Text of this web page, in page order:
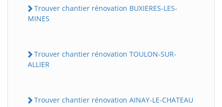
Trouver chantier rénovation BUXIERES-LES-
MINES
Trouver chantier rénovation TOULON-SUR-
ALLIER
Trouver chantier rénovation AINAY-LE-CHATEAU